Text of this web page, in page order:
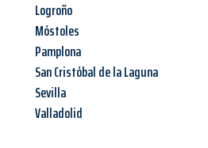
Logroño
Móstoles
Pamplona
San Cristóbal de la Laguna
Sevilla
Valladolid